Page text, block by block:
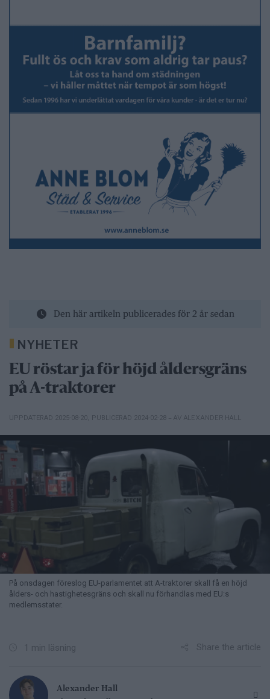
Den här artikeln publicerades för 2 år sedan
NYHETER
EU röstar ja för höjd åldersgräns
på A-traktorer
UPPDATERAD 2025-08-20 PUBLICERAD 2024-02-28 – AV ALEXANDER HALL
På onsdagen föreslog EU-parlamentet att A-traktorer skall få en höjd
ålders- och hastighetesgräns och skall nu förhandlas med EU:s
medlemsstater.
1 min läsning Share the article
Alexander Hall